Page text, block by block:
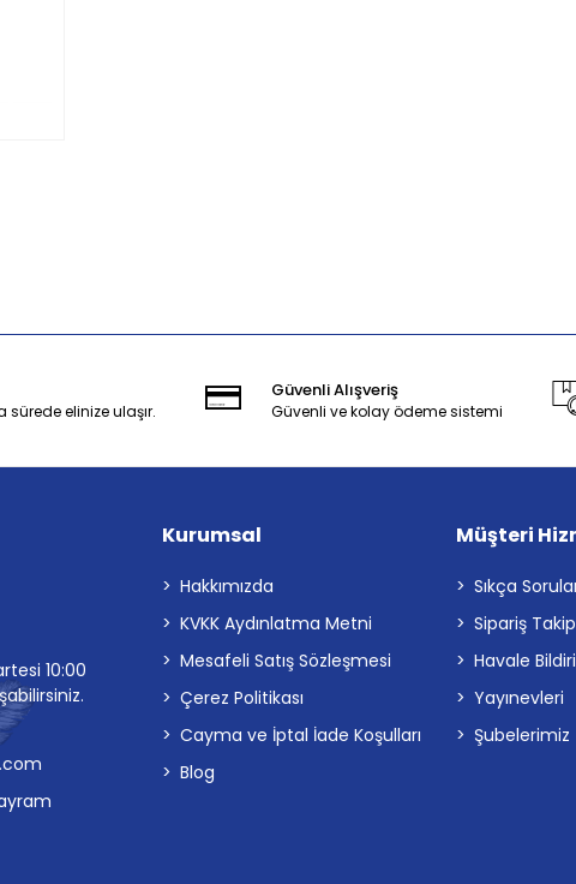
sürede elinize ulaşır.
Güvenli Alışveriş
Güvenli ve kolay ödeme sistemi
10:00
Kurumsal
Hakkımızda
KVKK Aydınlatma Metni
Mesafeli Satış Sözleşmesi
Çerez Politikası
Cayma ve İptal İade Koşulları
Blog
Müşteri
Sıkça
Sipariş Takip
Havale
Yayınevleri
Şubelerimiz